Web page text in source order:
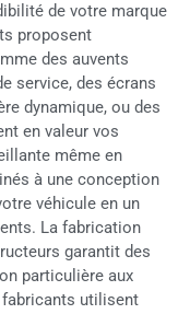
de votre marque
proposent
des auvents
service, des écrans
dynamique, ou des
en valeur vos
même en
à une conception
véhicule en un
La fabrication
garantit des
particulière aux
utilisent